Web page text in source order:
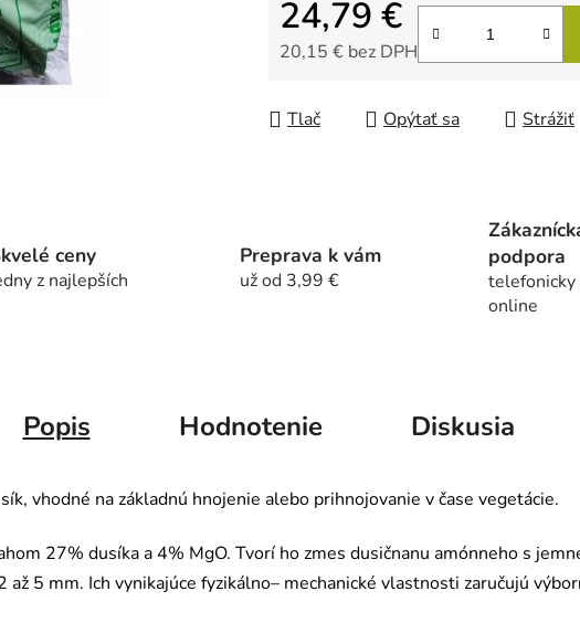
24,79 €
20,15 € bez DPH
Tlač Opýtať sa Strážiť
ceny
z najlepších
Preprava k vám
už od 3,99 €
podpora
telefonicky
online
Popis Hodnotenie Diskusia
vhodné na základnú hnojenie alebo prihnojovanie v čase vegetácie.
27% dusíka a 4% MgO. Tvorí ho zmes dusičnanu amónneho s
5 mm. Ich vynikajúce fyzikálno– mechanické vlastnosti zaručujú